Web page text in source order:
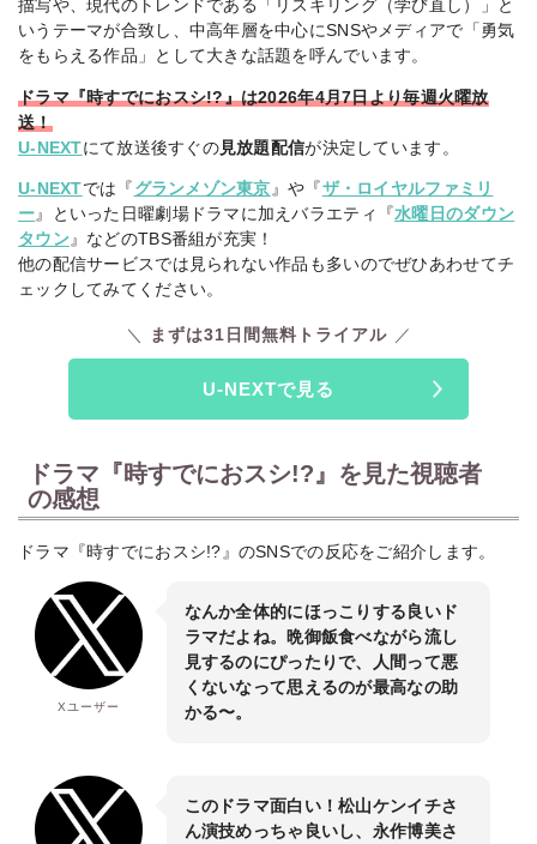
描写や、現代のトレンドである「リスキリング（学び直し）」と
いうテーマが合致し、中高年層を中心にSNSやメディアで「勇気
をもらえる作品」として大きな話題を呼んでいます。
ドラマ『時すでにおスシ!?』は2026年4月7日より毎週火曜放
送！
U-NEXTにて放送後すぐの見放題配信が決定しています。
U-NEXTでは『 グランメゾン東京』や『 ザ・ロイヤルファミリ
ー』といった日曜劇場ドラマに加えバラエティ『水曜日のダウン
タウン』などのTBS番組が充実！
他の配信サービスでは見られない作品も多いのでぜひあわせてチ
ェックしてみてください。
まずは31日間無料トライアル
U-NEXTで見る
ドラマ『時すでにおスシ!?』を見た視聴者
の感想
ドラマ『時すでにおスシ!?』のSNSでの反応をご紹介します。
Xユーザー
なんか全体的にほっこりする良いド
ラマだよね。晩御飯食べながら流し
見するのにぴったりで、人間って悪
くないなって思えるのが最高なの助
かる〜。
このドラマ面白い！松山ケンイチさ
ん演技めっちゃ良いし、永作博美さ